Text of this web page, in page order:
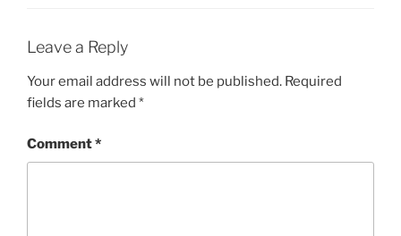
Leave a Reply
Your email address will not be published. Required
fields are marked *
Comment*